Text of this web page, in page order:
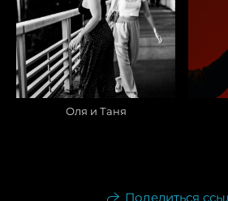
Оля и Таня
Поделиться